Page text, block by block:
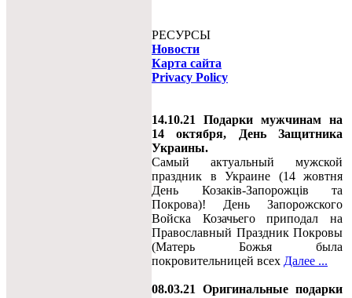
РЕСУРСЫ
Новости
Карта сайта
Privacy Policy
14.10.21 Подарки мужчинам на
14 октября, День Защитника
Украины.
Самый актуальный мужской
праздник в Украине (14 жовтня
День Козаків-Запорожців та
Покрова)! День Запорожского
Войска Козачьего приподал на
Православный Праздник Покровы
(Матерь Божья была
покровительницей всех Далее ...
08.03.21 Оригинальные подарки